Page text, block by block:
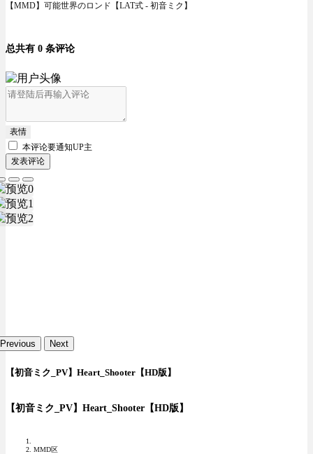
【MMD】可能世界のロンド【LAT式 - 初音ミク】
总共有 0 条评论
表情
本评论要通知UP主
发表评论
Previous Next
【初音ミク_PV】Heart_Shooter【HD版】
【初音ミク_PV】Heart_Shooter【HD版】
MMD区